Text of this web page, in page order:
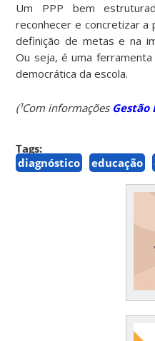
Um PPP bem
reconhecer e concretizar a
definição de metas e na
Ou seja, é uma
democrática da escola.
(¹Com informações Gestão
Tags:
diagnóstico
educação